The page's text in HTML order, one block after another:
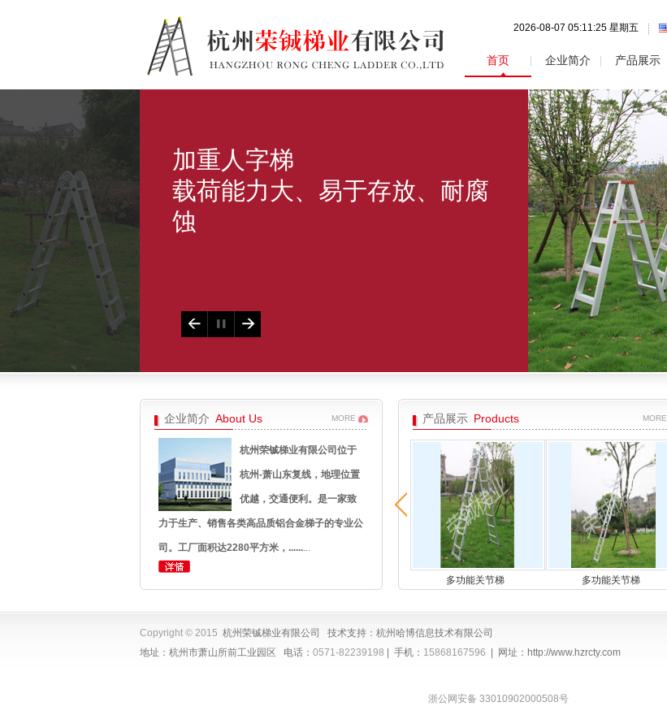
2026-08-07 05:11:26 星期五
首页 企业简介 产品展示
加重人字梯
载荷能力大、易于存放、耐腐
蚀
企业简介 About Us MORE
杭州荣铖梯业有限公司位于
杭州-萧山东复线，地理位置
优越，交通便利。是一家致
力于生产、销售各类高品质铝合金梯子的专业公
司。工厂面积达2280平方米， .........
产品展示 Products MORE
多功能关节梯 多功能关节梯
Copyright © 2015 杭州荣铖梯业有限公司 技术支持： 杭州哈博信息技术有限公司
地址：杭州市萧山所前工业园区 电话： 0571-82239198 | 手机： 15868167596 | 网址： http://www.hzrcty.com
浙公网安备 33010902000508号